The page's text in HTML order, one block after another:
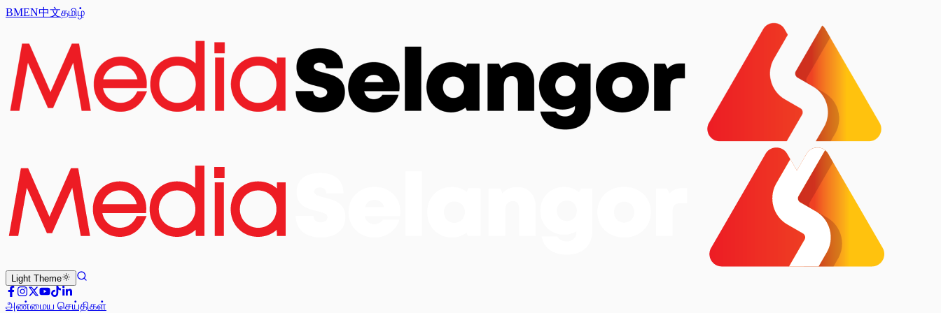
BMEN中文தமிழ்
Light Theme
அண்மைய செய்திகள்